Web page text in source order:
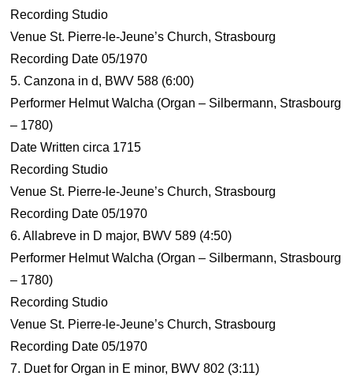
Recording Studio
Venue St. Pierre-le-Jeune’s Church, Strasbourg
Recording Date 05/1970
5. Canzona in d, BWV 588 (6:00)
Performer Helmut Walcha (Organ – Silbermann, Strasbourg
– 1780)
Date Written circa 1715
Recording Studio
Venue St. Pierre-le-Jeune’s Church, Strasbourg
Recording Date 05/1970
6. Allabreve in D major, BWV 589 (4:50)
Performer Helmut Walcha (Organ – Silbermann, Strasbourg
– 1780)
Recording Studio
Venue St. Pierre-le-Jeune’s Church, Strasbourg
Recording Date 05/1970
7. Duet for Organ in E minor, BWV 802 (3:11)